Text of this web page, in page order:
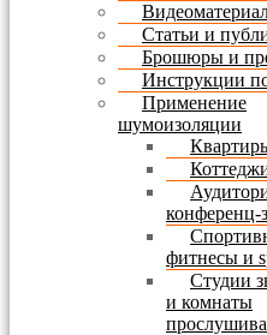
Статьи и
Брошюры и
Инструкции
Применение
шумоизоляции
конференц-
фитнесы и
Студии
и комнаты